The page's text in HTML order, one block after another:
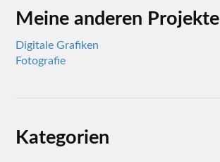
Meine anderen Projekte
Digitale Grafiken
Fotografie
Kategorien